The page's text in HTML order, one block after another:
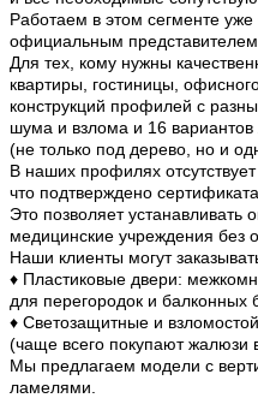
Работаем в этом сегменте
официальным представителем
Для тех, кому нужны
квартиры, гостиницы,
конструкций профилей с
шума и взлома и 16
(не только под дерево, но и
В наших профилях отсутствует
что подтверждено
Это позволяет устанавливать
медицинские учреждения без
Наши клиенты могут
♦ Пластиковые двери:
для перегородок и балконных
♦ Светозащитные и
(чаще всего покупают жалюзи
Мы предлагаем модели с
ламелями.